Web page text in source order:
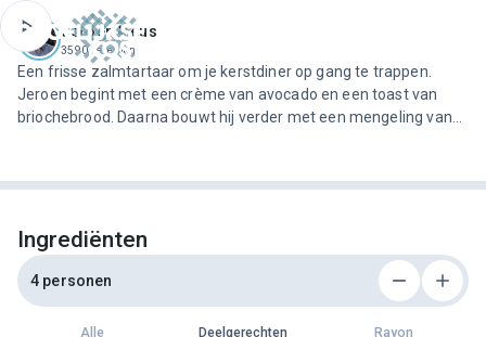
Jeroen Meus
3590 recepten
Een frisse zalmtartaar om je kerstdiner op gang te trappen.
Jeroen begint met een crème van avocado en een toast van
briochebrood. Daarna bouwt hij verder met een mengeling van
van verse tuinkruiden heb je meteen een smakelijk voorgerecht
Ingrediënten
4 personen
Alle Deelgerechten Rayon